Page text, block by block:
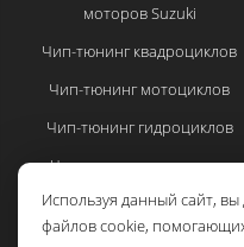
моторов Suzuki
Чип-тюнинг квадроциклов
Чип-тюнинг мотоциклов
Чип-тюнинг гидроциклов
Частые вопросы по чип-
Политика
Используя данный сайт,
файлов cookie,